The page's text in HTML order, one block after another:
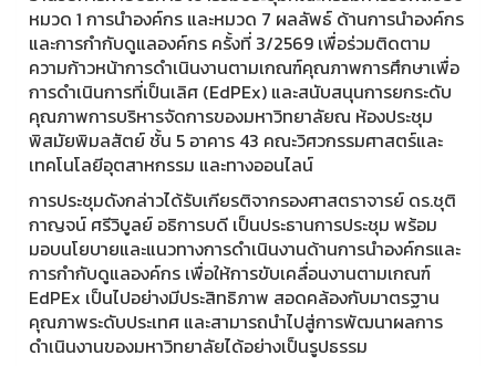
หมวด 1 การนำองค์กร และหมวด 7 ผลลัพธ์ ด้านการนำองค์กร
และการกำกับดูแลองค์กร ครั้งที่ 3/2569 เพื่อร่วมติดตาม
ความก้าวหน้าการดำเนินงานตามเกณฑ์คุณภาพการศึกษาเพื่อ
การดำเนินการที่เป็นเลิศ (EdPEx) และสนับสนุนการยกระดับ
คุณภาพการบริหารจัดการของมหาวิทยาลัยณ ห้องประชุม
พิสมัยพิมลสัตย์ ชั้น 5 อาคาร 43 คณะวิศวกรรมศาสตร์และ
เทคโนโลยีอุตสาหกรรม และทางออนไลน์
การประชุมดังกล่าวได้รับเกียรติจากรองศาสตราจารย์ ดร.ชุติ
กาญจน์ ศรีวิบูลย์ อธิการบดี เป็นประธานการประชุม พร้อม
มอบนโยบายและแนวทางการดำเนินงานด้านการนำองค์กรและ
การกำกับดูแลองค์กร เพื่อให้การขับเคลื่อนงานตามเกณฑ์
EdPEx เป็นไปอย่างมีประสิทธิภาพ สอดคล้องกับมาตรฐาน
คุณภาพระดับประเทศ และสามารถนำไปสู่การพัฒนาผลการ
ดำเนินงานของมหาวิทยาลัยได้อย่างเป็นรูปธรรม